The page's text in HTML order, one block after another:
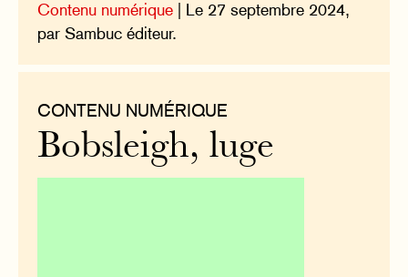
Contenu numérique | Le 27 septembre 2024,
par Sambuc éditeur.
CONTENU NUMÉRIQUE
Bobsleigh, luge